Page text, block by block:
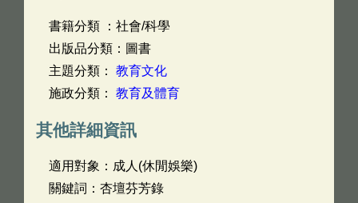
書籍分類 ：社會/科學
出版品分類：圖書
主題分類： 教育文化
施政分類： 教育及體育
其他詳細資訊
適用對象：成人(休閒娛樂)
關鍵詞：杏壇芬芳錄